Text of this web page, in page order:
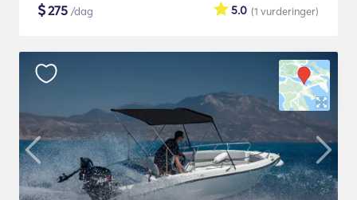
$275 /dag (1 vurderinger)
5.0